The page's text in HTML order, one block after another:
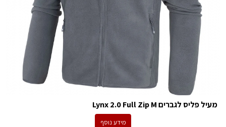
מעיל פליס לגברים Lynx 2.0 Full Zip M
מידע נוסף